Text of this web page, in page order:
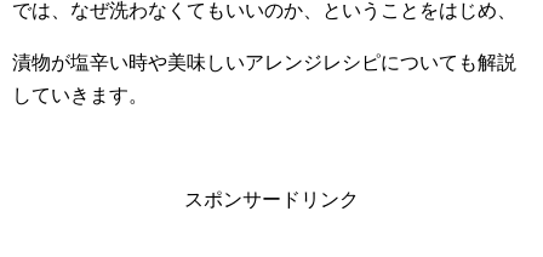
では、なぜ洗わなくてもいいのか、ということをはじめ、
漬物が塩辛い時や美味しいアレンジレシピについても解説
していきます。
スポンサードリンク